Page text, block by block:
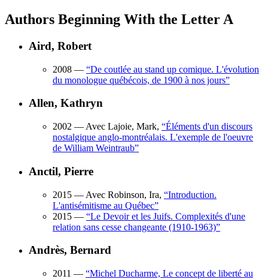
Authors Beginning With the Letter A
Aird, Robert
2008 — “De coutlée au stand up comique. L'évolution
du monologue québécois, de 1900 à nos jours”
Allen, Kathryn
2002 — Avec Lajoie, Mark, “Éléments d'un discours
nostalgique anglo-montréalais. L'exemple de l'oeuvre
de William Weintraub”
Anctil, Pierre
2015 — Avec Robinson, Ira, “Introduction.
L'antisémitisme au Québec”
2015 — “Le Devoir et les Juifs. Complexités d'une
relation sans cesse changeante (1910-1963)”
Andrès, Bernard
2011 — “Michel Ducharme, Le concept de liberté au